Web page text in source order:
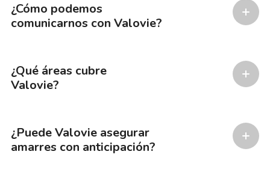
¿Cómo podemos
comunicarnos con Valovie?
¿Qué áreas cubre
Valovie?
¿Puede Valovie asegurar
amarres con anticipación?